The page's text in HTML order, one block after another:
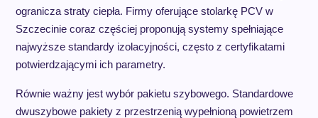
ogranicza straty ciepła. Firmy oferujące stolarkę PCV w
Szczecinie coraz częściej proponują systemy spełniające
najwyższe standardy izolacyjności, często z certyfikatami
potwierdzającymi ich parametry.
Równie ważny jest wybór pakietu szybowego. Standardowe
dwuszybowe pakiety z przestrzenią wypełnioną powietrzem